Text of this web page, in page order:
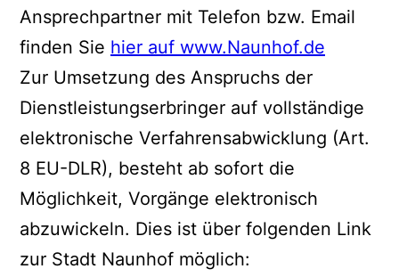
Ansprechpartner mit Telefon bzw. Email
finden Sie hier auf www.Naunhof.de
Zur Umsetzung des Anspruchs der
Dienstleistungserbringer auf vollständige
elektronische Verfahrensabwicklung (Art.
8 EU-DLR), besteht ab sofort die
Möglichkeit, Vorgänge elektronisch
abzuwickeln. Dies ist über folgenden Link
zur Stadt Naunhof möglich: